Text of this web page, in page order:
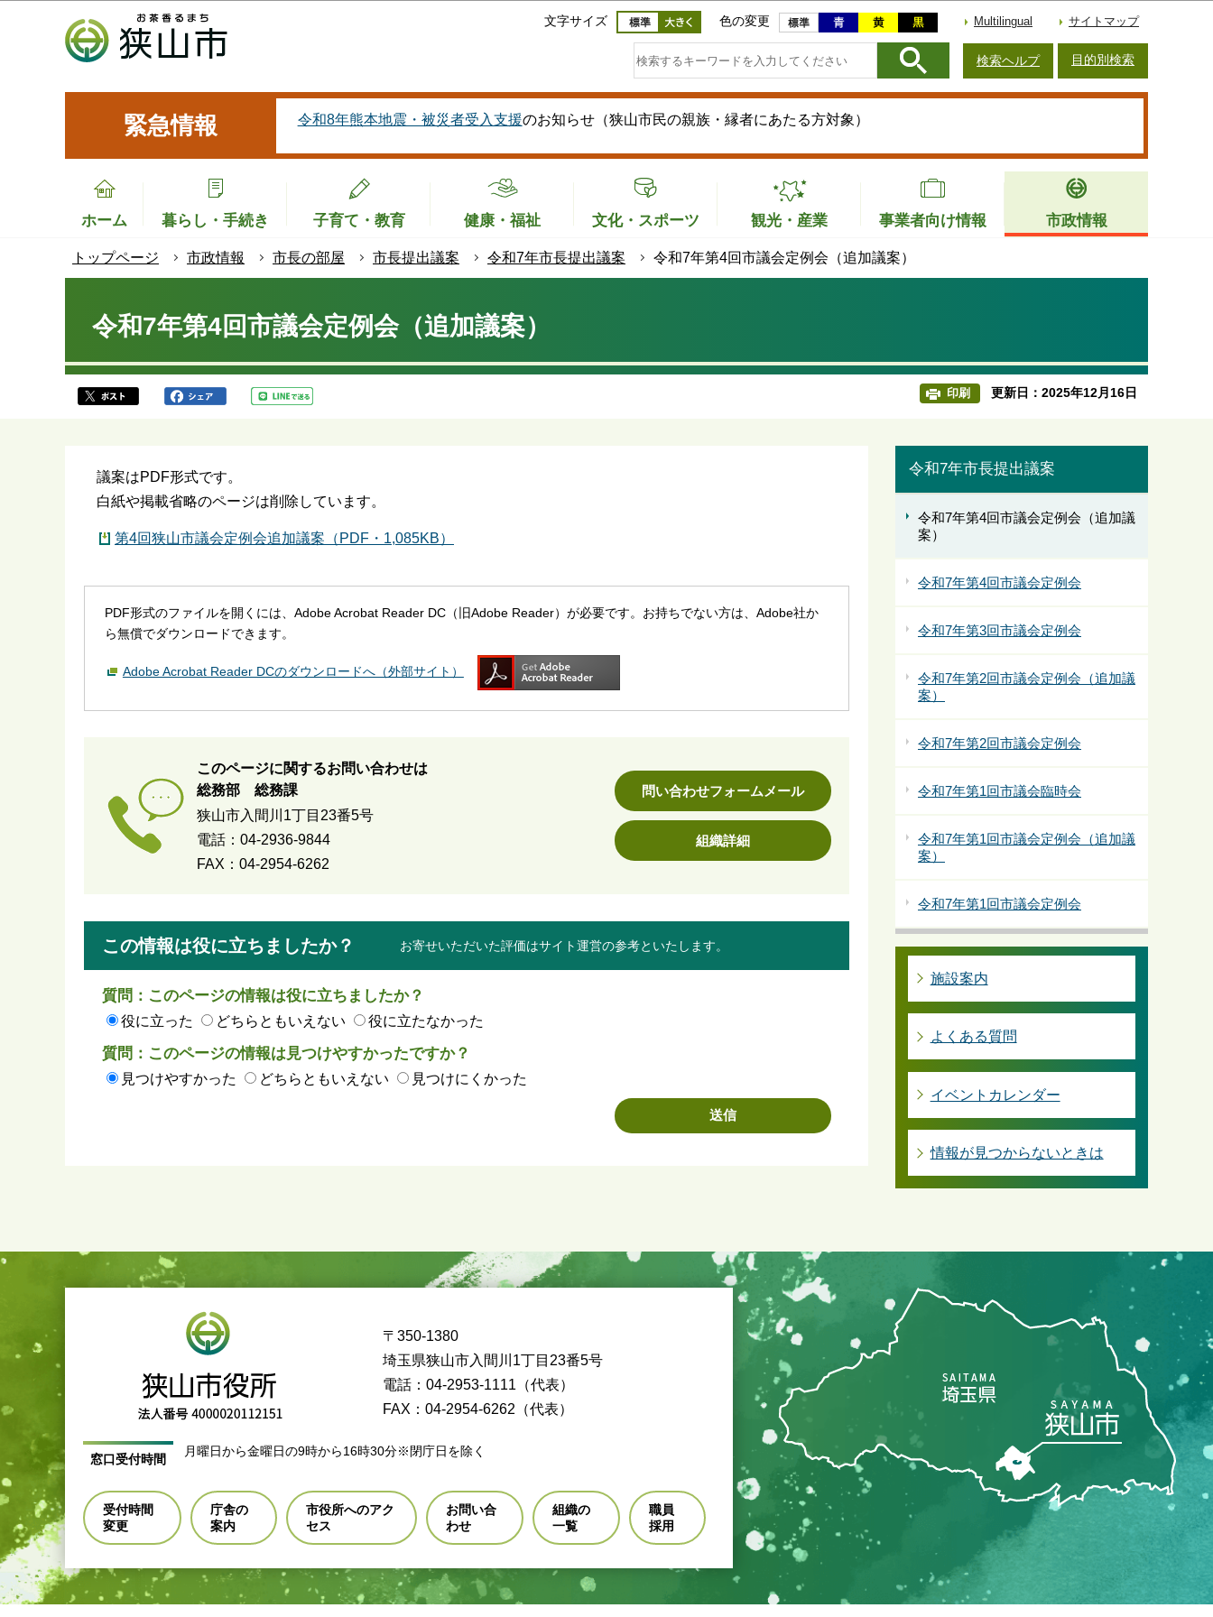
このページの本文へ移動
文字サイズ 色の変更 Multilingual サイトマップ
検索ヘルプ 目的別検索
緊急情報 令和8年熊本地震・被災者受入支援のお知らせ（狭山市民の親族・縁者にあたる方対象）
ホーム 暮らし・手続き 子育て・教育 健康・福祉 文化・スポーツ 観光・産業 事業者向け情報 市政情報
トップページ 市政情報 市長の部屋 市長提出議案 令和7年市長提出議案 令和7年第4回市議会定例会（追加議案）
令和7年第4回市議会定例会（追加議案）
印刷 更新日：2025年12月16日
議案はPDF形式です。
白紙や掲載省略のページは削除しています。
第4回狭山市議会定例会追加議案（PDF・1,085KB）
PDF形式のファイルを開くには、Adobe Acrobat Reader DC（旧Adobe Reader）が必要です。お持ちでない方は、Adobe社か
ら無償でダウンロードできます。
Adobe Acrobat Reader DCのダウンロードへ（外部サイト）
このページに関するお問い合わせは
総務部 総務課
狭山市入間川1丁目23番5号
電話：04-2936-9844
FAX：04-2954-6262
問い合わせフォームメール
組織詳細
この情報は役に立ちましたか？ お寄せいただいた評価はサイト運営の参考といたします。
質問：このページの情報は役に立ちましたか？
役に立った どちらともいえない 役に立たなかった
質問：このページの情報は見つけやすかったですか？
見つけやすかった どちらともいえない 見つけにくかった
令和7年市長提出議案
令和7年第4回市議会定例会（追加議
案）
令和7年第4回市議会定例会
令和7年第3回市議会定例会
令和7年第2回市議会定例会（追加議
案）
令和7年第2回市議会定例会
令和7年第1回市議会臨時会
令和7年第1回市議会定例会（追加議
案）
令和7年第1回市議会定例会
施設案内
よくある質問
イベントカレンダー
情報が見つからないときは
〒350-1380
埼玉県狭山市入間川1丁目23番5号
電話：04-2953-1111（代表）
FAX：04-2954-6262（代表）
窓口受付時間
月曜日から金曜日の9時から16時30分※閉庁日を除く
受付時間
変更
庁舎の
案内
市役所へのアク
セス
お問い合
わせ
組織の
一覧
職員
採用